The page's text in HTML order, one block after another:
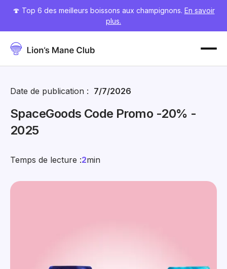
🍄 Top 6 des meilleurs boissons aux champignons. En savoir
plus.
Date de publication : 7/7/2026
SpaceGoods Code Promo -20% -
2025
Temps de lecture :2min